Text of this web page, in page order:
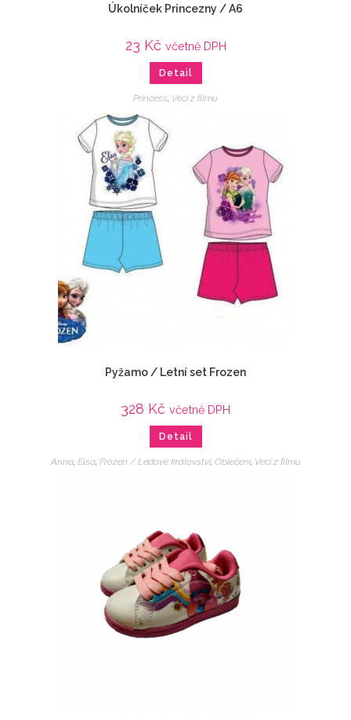
Úkolníček Princezny / A6
23 Kč včetně DPH
Detail
Princess, Veci z filmu
Pyžamo / Letní set Frozen
328 Kč včetně DPH
Detail
Anna, Elsa, Frozen / Ledové království, Oblečení, Veci z filmu